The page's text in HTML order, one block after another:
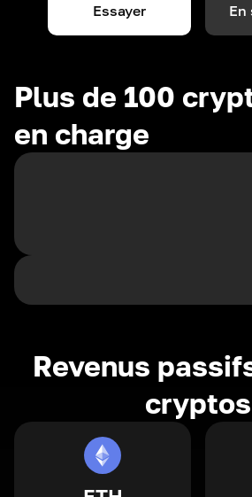
Essayer En
Plus de 100
en charge
Revenus
cryptos